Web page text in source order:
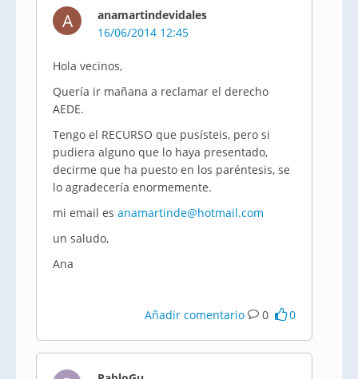
A
anamartindevidales
16/06/2014 12:45
Hola vecinos,
Quería ir mañana a reclamar el derecho
AEDE.
Tengo el RECURSO que pusísteis, pero si
pudiera alguno que lo haya presentado,
decirme que ha puesto en los paréntesis, se
lo agradecería enormemente.
mi email es anamartinde@hotmail.com
un saludo,
Ana
Añadir comentario 0 0